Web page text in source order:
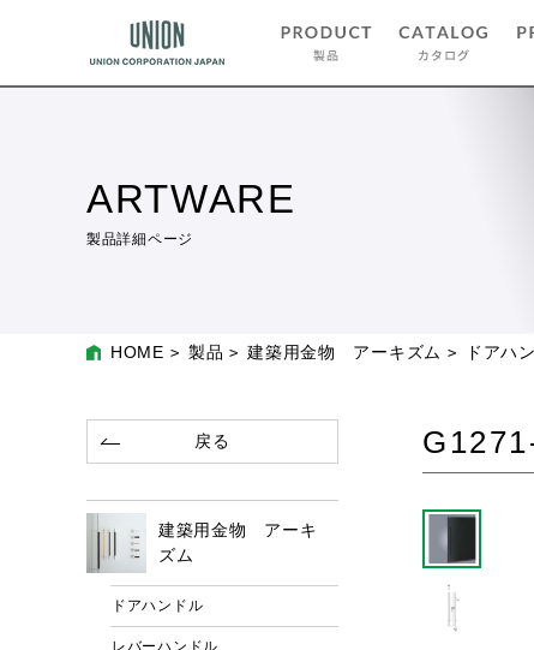
ARTWARE
製品詳細ページ
HOME 製品 建築用金物 アーキズム ドアハ
戻る
建築用金物 アーキ
ズム
ドアハンドル
レバーハンドル